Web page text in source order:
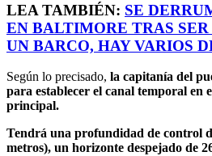
LEA TAMBIÉN: SE
EN BALTIMORE TRAS
UN BARCO, HAY VARIOS
Según lo precisado, la capitanía del
para establecer el canal temporal en
principal.
Tendrá una profundidad de control
metros), un horizonte despejado de